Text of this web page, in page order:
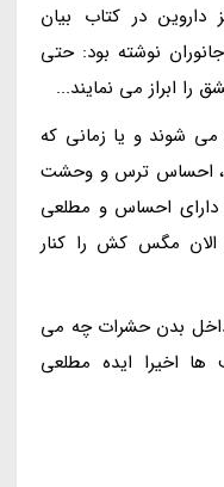
که چارلز داروین در کتاب بیان
نوشته بود: حتی
ابراز می نمایند...
می شوند و یا زمانی که
احساس ترس و وحشت
احساس و مطلعی
الان مگس کش را کنار
داخل بدن حشرات چه می
اخیرا ایده مطلعی